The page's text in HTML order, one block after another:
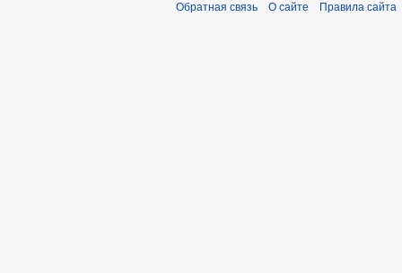
Обратная связь О сайте Правила сайта